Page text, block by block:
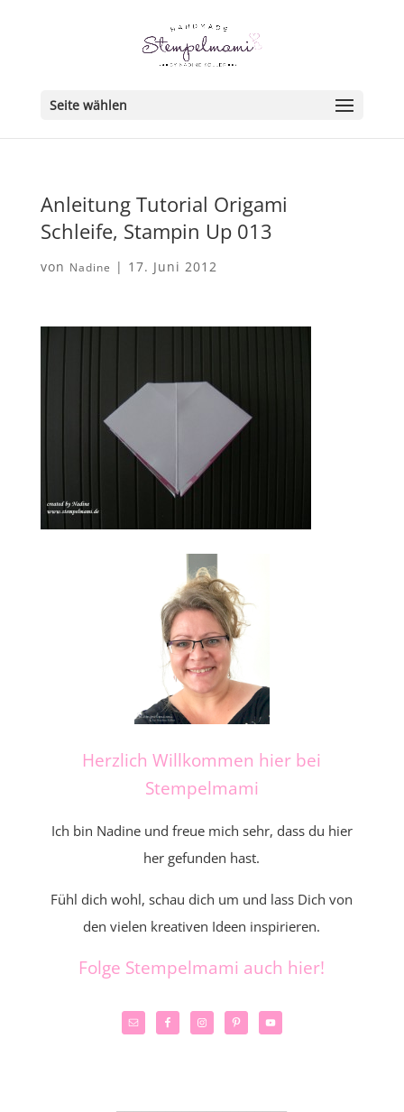
Seite wählen
Anleitung Tutorial Origami
Schleife, Stampin Up 013
von Nadine | 17. Juni 2012
Herzlich Willkommen hier bei
Stempelmami
Ich bin Nadine und freue mich sehr, dass du hier
her gefunden hast.
Fühl dich wohl, schau dich um und lass Dich von
den vielen kreativen Ideen inspirieren.
Folge Stempelmami auch hier!